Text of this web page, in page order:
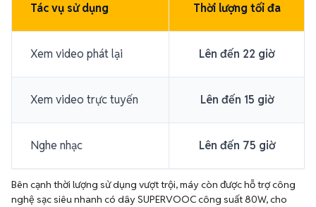
Tác vụ sử dụng Thời lượng tối đa
Xem video phát lại Lên đến 22 giờ
Xem video trực tuyến Lên đến 15 giờ
Nghe nhạc Lên đến 75 giờ
Bên cạnh thời lượng sử dụng vượt trội, máy còn được hỗ trợ công
nghệ sạc siêu nhanh có dây SUPERVOOC công suất 80W, cho